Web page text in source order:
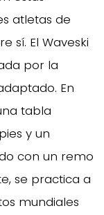
atletas de
sí. El Waveski
por la
En
tabla
y un
con un remo
se practica a
mundiales